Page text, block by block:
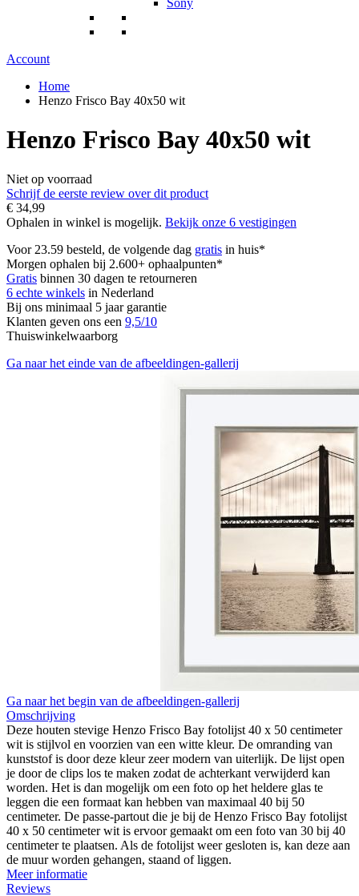
Sony
Account
Home
Henzo Frisco Bay 40x50 wit
Henzo Frisco Bay 40x50 wit
Niet op voorraad
Schrijf de eerste review over dit product
€ 34,99
Ophalen in winkel is mogelijk. Bekijk onze 6 vestigingen
Voor 23.59 besteld, de volgende dag gratis in huis*
Morgen ophalen bij 2.600+ ophaalpunten*
Gratis binnen 30 dagen te retourneren
6 echte winkels in Nederland
Bij ons minimaal 5 jaar garantie
Klanten geven ons een 9,5/10
Thuiswinkelwaarborg
Ga naar het einde van de afbeeldingen-gallerij
Ga naar het begin van de afbeeldingen-gallerij
Omschrijving
Deze houten stevige Henzo Frisco Bay fotolijst 40 x 50 centimeter
wit is stijlvol en voorzien van een witte kleur. De omranding van
kunststof is door deze kleur zeer modern van uiterlijk. De lijst open
je door de clips los te maken zodat de achterkant verwijderd kan
worden. Het is dan mogelijk om een foto op het heldere glas te
leggen die een formaat kan hebben van maximaal 40 bij 50
centimeter. De passe-partout die je bij de Henzo Frisco Bay fotolijst
40 x 50 centimeter wit is ervoor gemaakt om een foto van 30 bij 40
centimeter te plaatsen. Als de fotolijst weer gesloten is, kan deze aan
de muur worden gehangen, staand of liggen.
Meer informatie
Reviews